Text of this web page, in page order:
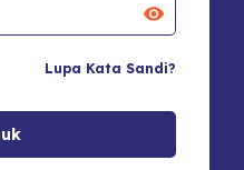
Lupa Kata Sandi?